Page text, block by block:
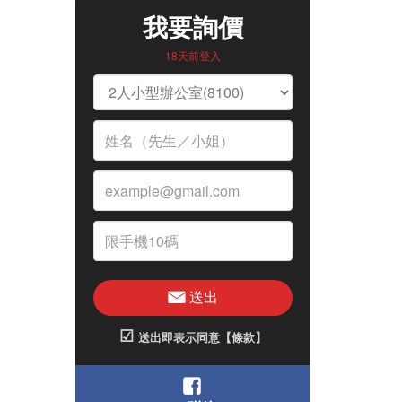
我要詢價
18天前登入
送出
☑ 送出即表示同意【條款】